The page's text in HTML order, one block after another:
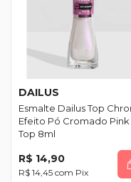
DAILUS
Esmalte Dailus Top
Efeito Pó Cromado Pink
Top 8ml
R$ 14,90
R$ 14,45 com Pix